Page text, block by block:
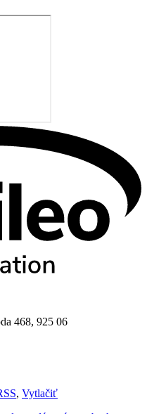
468, 925 06
, Vytlačiť